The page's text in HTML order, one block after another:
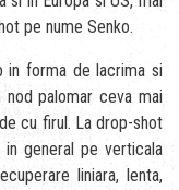
pe nume Senko.
in forma de lacrima si
palomar ceva mai
cu firul. La drop-shot
general pe verticala
liniara, lenta,